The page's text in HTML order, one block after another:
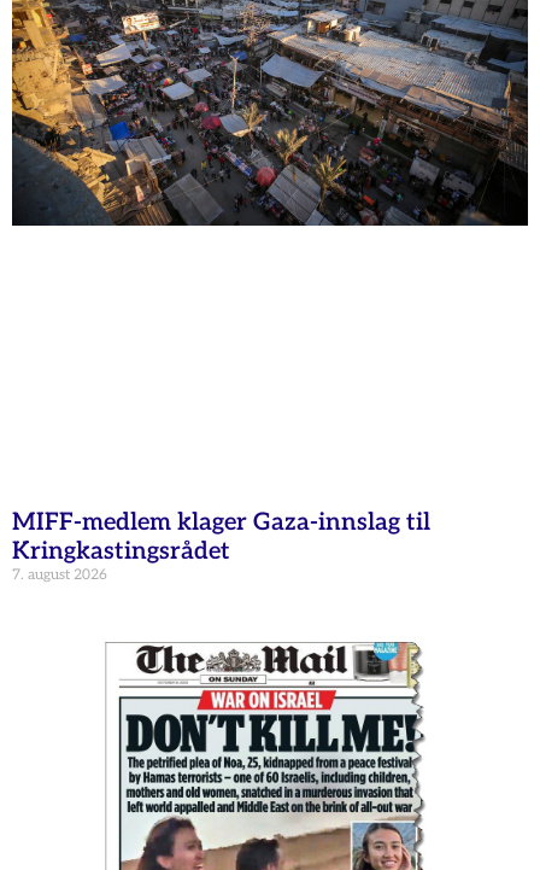
MIFF-medlem klager Gaza-innslag til
Kringkastingsrådet
7. august 2026